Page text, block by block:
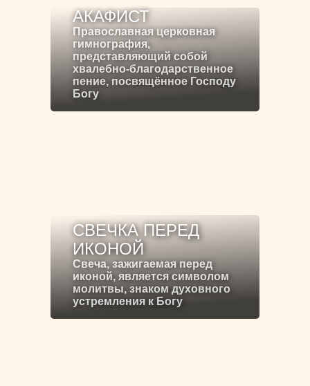
АКАФИСТ
Православная церковная
гимнография,
представляющий собой
хвалебно-благодарственное
пение, посвящённое Господу
Богу
СВЕЧКА ПЕРЕД
ИКОНОЙ
Свеча, зажигаемая перед
иконой, является символом
молитвы, знаком духовного
устремления к Богу